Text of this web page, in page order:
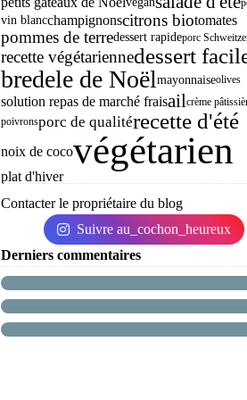
vin blancchampignonscitrons biotomates
pommes de terredessert rapideporc
recette végétariennedessert
bredele de Noël mayonnaiseolives
solution repas de marché fraisailcrème
poivronsporc de qualitérecette d'été
noix de cocovégétarien
plat d'hiver
Contacter le propriétaire du blog
Suivre au_cochon_heureux
Derniers commentaires